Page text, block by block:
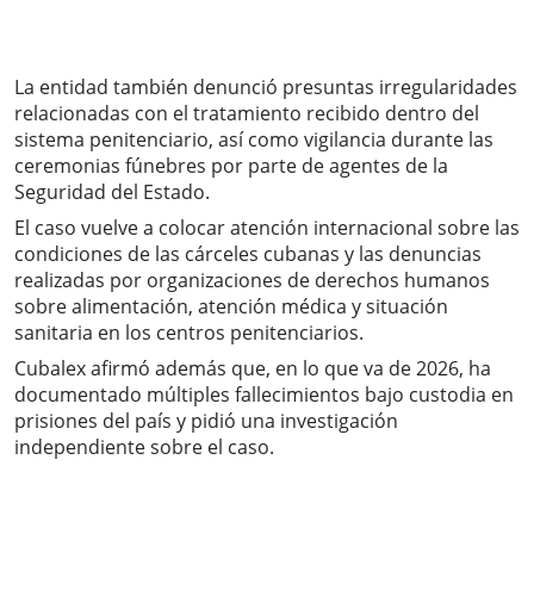
La entidad también denunció presuntas irregularidades
relacionadas con el tratamiento recibido dentro del
sistema penitenciario, así como vigilancia durante las
ceremonias fúnebres por parte de agentes de la
Seguridad del Estado.
El caso vuelve a colocar atención internacional sobre las
condiciones de las cárceles cubanas y las denuncias
realizadas por organizaciones de derechos humanos
sobre alimentación, atención médica y situación
sanitaria en los centros penitenciarios.
Cubalex afirmó además que, en lo que va de 2026, ha
documentado múltiples fallecimientos bajo custodia en
prisiones del país y pidió una investigación
independiente sobre el caso.